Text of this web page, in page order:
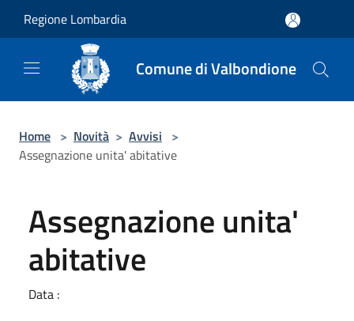
Regione Lombardia
Comune di Valbondione
Home > Novità > Avvisi >
Assegnazione unita' abitative
Assegnazione unita'
abitative
Data :